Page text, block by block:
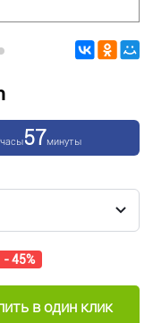
часы57минуты
- 45%
в один клик